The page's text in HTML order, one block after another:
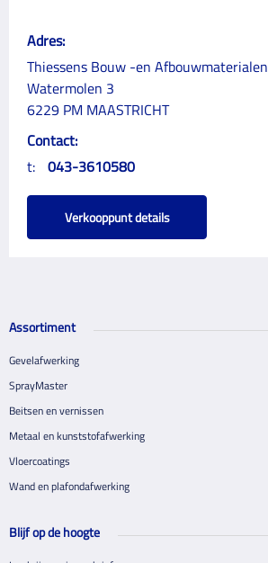
Adres:
Thiessens Bouw -en Afbouwmaterialen
Watermolen 3
6229 PM MAASTRICHT
Contact:
t: 043-3610580
Verkooppunt details
Assortiment
Gevelafwerking
SprayMaster
Beitsen en vernissen
Metaal en kunststofafwerking
Vloercoatings
Wand en plafondafwerking
Blijf op de hoogte